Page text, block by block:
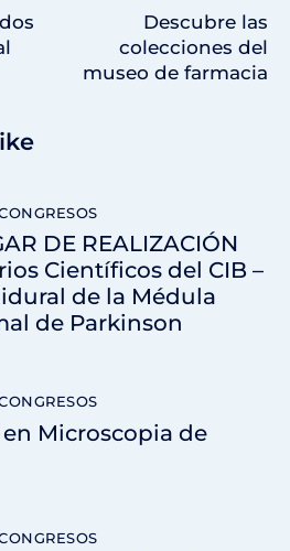
Descubre las
colecciones del
museo de farmacia
DE REALIZACIÓN
Científicos del CIB –
de la Médula
de Parkinson
en Microscopia de